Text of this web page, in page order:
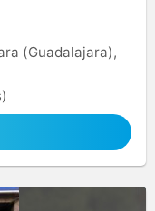
(Guadalajara),